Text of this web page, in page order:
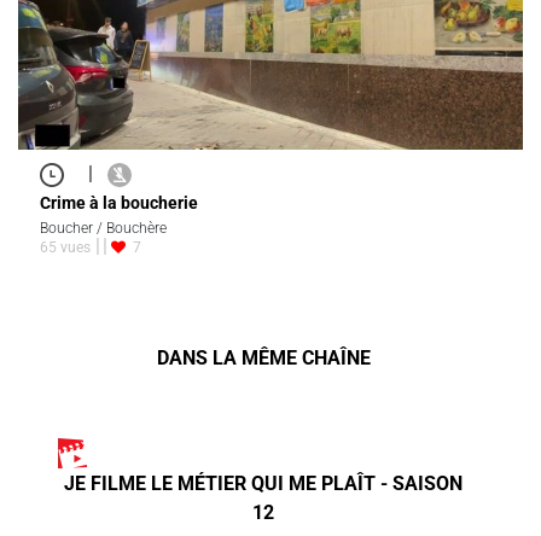
|
Crime à la boucherie
Boucher / Bouchère
65 vues
7
DANS LA MÊME CHAÎNE
JE FILME LE MÉTIER QUI ME PLAÎT - SAISON
12